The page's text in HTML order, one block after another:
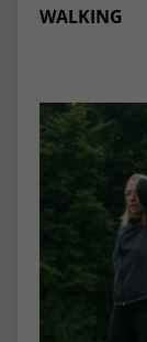
WALKING